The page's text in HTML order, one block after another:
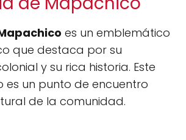
es un emblemático
que destaca por su
y su rica historia. Este
un punto de encuentro
de la comunidad.